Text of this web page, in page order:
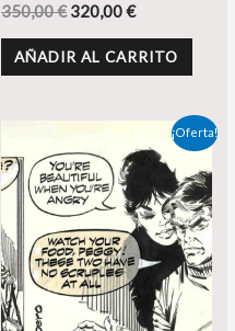
350,00€ 320,00€
AÑADIR AL CARRITO
¡Oferta!
precio
original
era:
350,00 €.
precio
actual
es:
300,00 €.